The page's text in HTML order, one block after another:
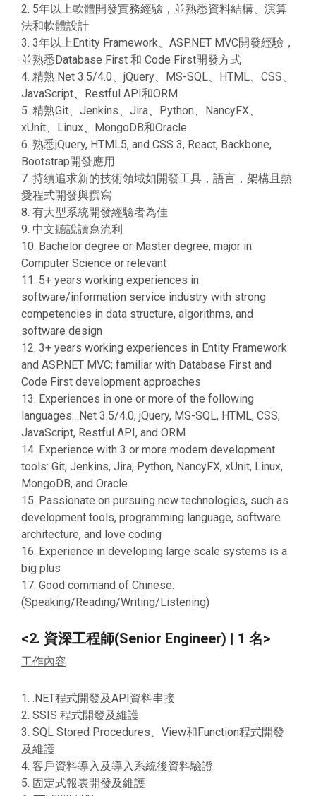
2. 5年以上軟體開發實務經驗，並熟悉資料結構、演算
法和軟體設計
3. 3年以上Entity Framework、ASP.NET MVC開發經驗，
並熟悉Database First 和 Code First開發方式
4. 精熟.Net 3.5/4.0、jQuery、MS-SQL、HTML、CSS、
JavaScript、Restful API和ORM
5. 精熟Git、Jenkins、Jira、Python、NancyFX、
xUnit、Linux、MongoDB和Oracle
6. 熟悉jQuery, HTML5, and CSS 3, React, Backbone,
Bootstrap開發應用
7. 持續追求新的技術領域如開發工具，語言，架構且熱
愛程式開發與撰寫
8. 有大型系統開發經驗者為佳
9. 中文聽說讀寫流利
10. Bachelor degree or Master degree, major in
Computer Science or relevant
11. 5+ years working experiences in
software/information service industry with strong
competencies in data structure, algorithms, and
software design
12. 3+ years working experiences in Entity Framework
and ASP.NET MVC; familiar with Database First and
Code First development approaches
13. Experiences in one or more of the following
languages: .Net 3.5/4.0, jQuery, MS-SQL, HTML, CSS,
JavaScript, Restful API, and ORM
14. Experience with 3 or more modern development
tools: Git, Jenkins, Jira, Python, NancyFX, xUnit, Linux,
MongoDB, and Oracle
15. Passionate on pursuing new technologies, such as
development tools, programming language, software
architecture, and love coding
16. Experience in developing large scale systems is a
big plus
17. Good command of Chinese.
(Speaking/Reading/Writing/Listening)
<2. 資深工程師(Senior Engineer) | 1 名>
工作內容
1. .NET程式開發及API資料串接
2. SSIS 程式開發及維護
3. SQL Stored Procedures、View和Function程式開發
及維護
4. 客戶資料導入及導入系統後資料驗證
5. 固定式報表開發及維護